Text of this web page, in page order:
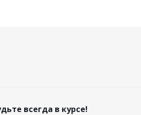
всегда в курсе!